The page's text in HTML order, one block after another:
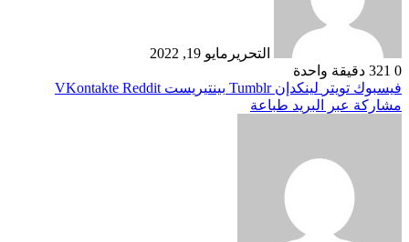
التحرير مايو 19, 2022
0
دقيقة واحدة
فيسبوك تويتر لينكدإن بينتيريست
مشاركة عبر البريد طباعة